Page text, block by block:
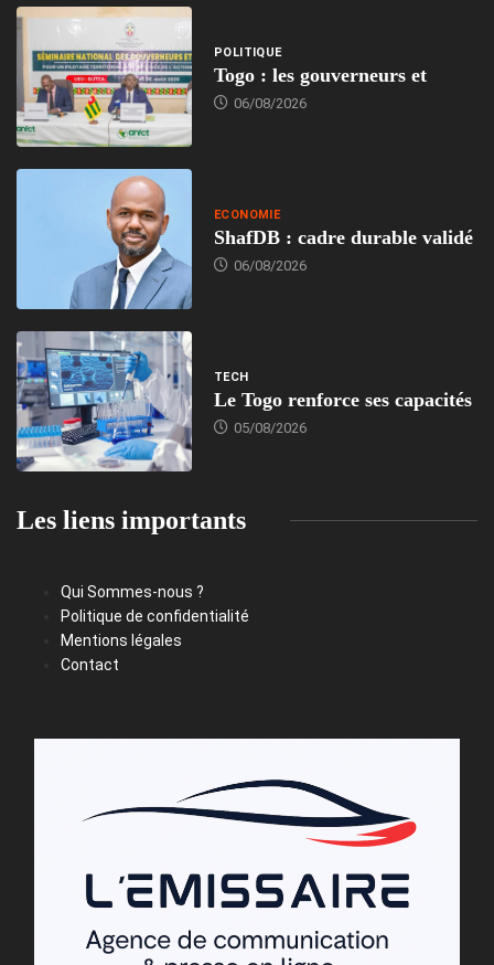
POLITIQUE
Togo : les gouverneurs et
06/08/2026
ECONOMIE
ShafDB : cadre durable validé
06/08/2026
TECH
Le Togo renforce ses capacités
05/08/2026
Les liens importants
Qui Sommes-nous ?
Politique de confidentialité
Mentions légales
Contact